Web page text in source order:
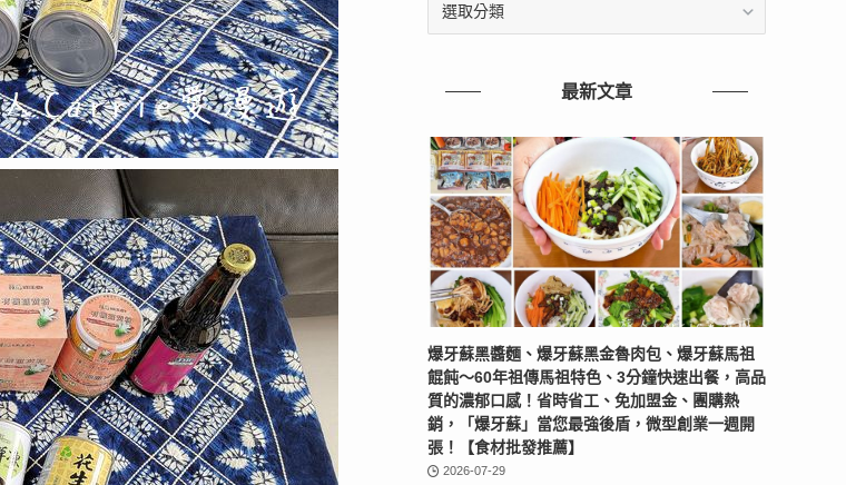
最新文章
爆牙蘇黑醬麵、爆牙蘇黑金魯肉包、爆牙蘇馬祖
餛飩～60年祖傳馬祖特色、3分鐘快速出餐，高品
質的濃郁口感！省時省工、免加盟金、團購熱
銷，「爆牙蘇」當您最強後盾，微型創業一週開
張！【食材批發推薦】
2026-07-29